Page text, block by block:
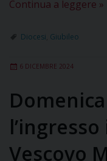
Continua a leggere »
Diocesi Giubileo
6 DICEMBRE 2024
Vescovo